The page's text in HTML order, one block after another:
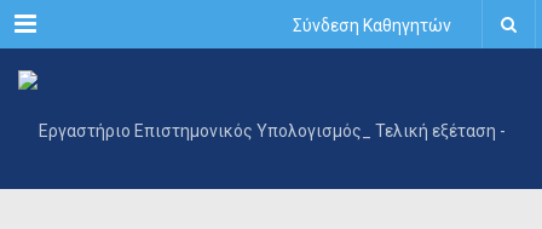
Menu Σύνδεση Καθηγητών